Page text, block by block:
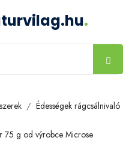
.
Édességek rágcsálnivaló
75 g od výrobce Microse